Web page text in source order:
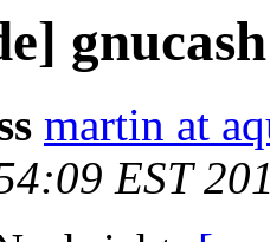
martin at
EST